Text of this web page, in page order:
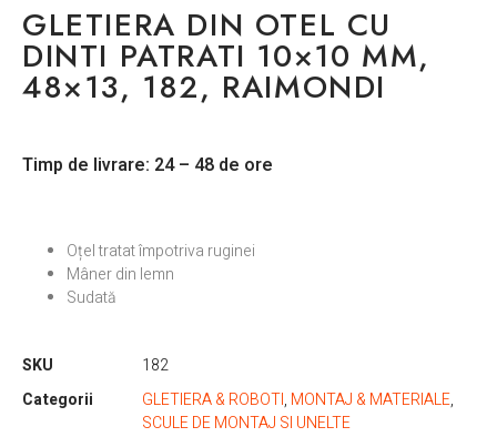
GLETIERA DIN OTEL CU
DINTI PATRATI 10×10 MM,
48×13, 182, RAIMONDI
Timp de livrare: 24 – 48 de ore
Oțel tratat împotriva ruginei
Mâner din lemn
Sudată
SKU
182
Categorii
GLETIERA & ROBOTI, MONTAJ & MATERIALE,
SCULE DE MONTAJ SI UNELTE